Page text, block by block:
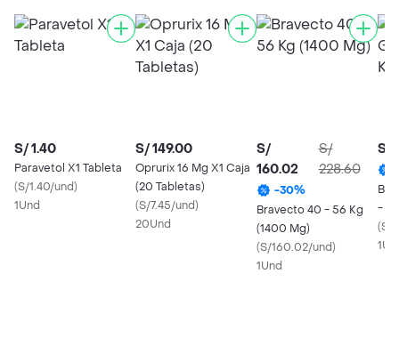
S/ 1.40
Paravetol X1 Tableta
(S/1.40/und)
1Und
S/ 149.00
Oprurix 16 Mg X1 Caja
(20 Tabletas)
(S/7.45/und)
20Und
S/
160.02
S/
228.60
-30%
Bravecto 40 - 56 Kg
(1400 Mg)
(S/160.02/und)
1Und
S/
-
(S/